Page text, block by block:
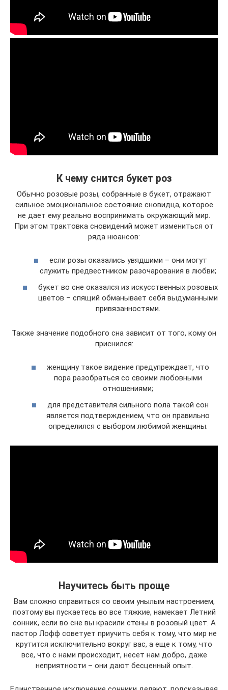
К чему снится букет роз
Обычно розовые розы, собранные в букет, отражают
сильное эмоциональное состояние сновидца, которое
не дает ему реально воспринимать окружающий мир.
При этом трактовка сновидений может измениться от
ряда нюансов:
если розы оказались увядшими – они могут
служить предвестником разочарования в любви;
букет во сне оказался из искусственных розовых
цветов – спящий обманывает себя выдуманными
привязанностями.
Также значение подобного сна зависит от того, кому он
приснился:
женщину такое видение предупреждает, что
пора разобраться со своими любовными
отношениями;
для представителя сильного пола такой сон
является подтверждением, что он правильно
определился с выбором любимой женщины.
Научитесь быть проще
Вам сложно справиться со своим унылым настроением,
поэтому вы пускаетесь во все тяжкие, намекает Летний
сонник, если во сне вы красили стены в розовый цвет. А
пастор Лофф советует приучить себя к тому, что мир не
крутится исключительно вокруг вас, а еще к тому, что
все, что с нами происходит, несет нам добро, даже
неприятности – они дают бесценный опыт.